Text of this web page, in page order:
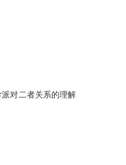
对二者关系的理解